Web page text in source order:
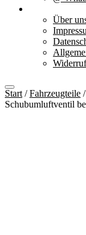
Über
Start /Fahrzeugteile /
Schubumluftventil